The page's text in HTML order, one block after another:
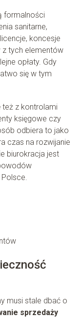
formalności
sanitarne,
koncesje
z tych elementów
opłaty. Gdy
się w tym
też z kontrolami
księgowe czy
odbiera to jako
czas na rozwijanie
biurokracja jest
musi stale dbać o
sprzedaży